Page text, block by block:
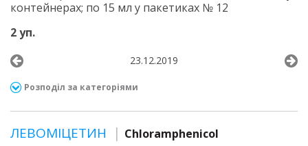
контейнерах; по 15 мл у пакетиках № 12
2 уп.
23.12.2019
Розподіл за категоріями
ЛЕВОМІЦЕТИН
Chloramphenicol